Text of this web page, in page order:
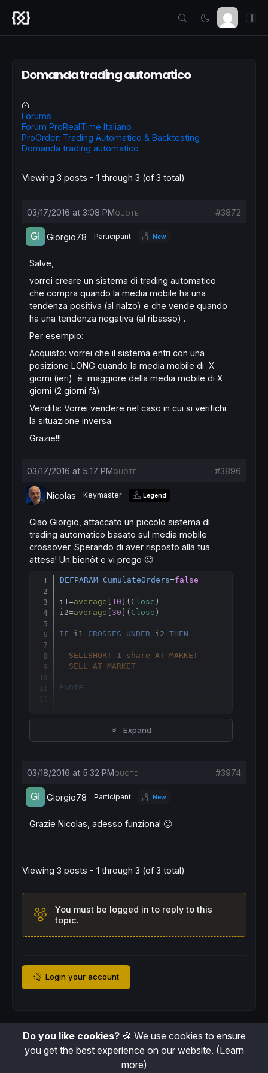
Domanda trading automatico
Forums
Forum ProRealTime Italiano
ProOrder: Trading Automatico & Backtesting
Domanda trading automatico
Viewing 3 posts - 1 through 3 (of 3 total)
03/17/2016 at 3:08 PM #3872
QUOTE
Giorgio78 Participant New
Salve,
vorrei creare un sistema di trading automatico
che compra quando la media mobile ha una
tendenza positiva (al rialzo) e che vende quando
ha una tendenza negativa (al ribasso) .
Per esempio:
Acquisto: vorrei che il sistema entri con una
posizione LONG quando la media mobile di X
giorni (ieri) è maggiore della media mobile di X
giorni (2 giorni fà).
Vendita: Vorrei vendere nel caso in cui si verifichi
la situazione inversa.
Grazie!!!
03/17/2016 at 5:17 PM #3896
QUOTE
Nicolas Keymaster Legend
Ciao Giorgio attaccato un piccolo sistema di
trading automatico basato sul media mobile
crossover. Sperando di aver risposto alla tua
attesa! Un bienôt e vi prego 🙂
DEFPARAM CumulateOrders=false
i1=average 10 ]( Close )
i2=average 30 ]( Close )
IF i1 CROSSES UNDER i2 THEN
SELLSHORT 1 share AT MARKET
SELL
AT MARKET
ENDIF
IF i1 CROSSES OVER i2 THEN
BUY 1 share AT MARKET
ENDIF
SET STOP LOSS 20
Expand
03/18/2016 at 5:32 PM #3974
QUOTE
Giorgio78 Participant New
Grazie Nicolas, adesso funziona! 🙂
Viewing 3 posts - 1 through 3 (of 3 total)
You must be logged in to reply to this
topic.
Login your account
Do you like cookies?🍪 We use cookies to ensure
you get the best experience on our website. (Learn
more)